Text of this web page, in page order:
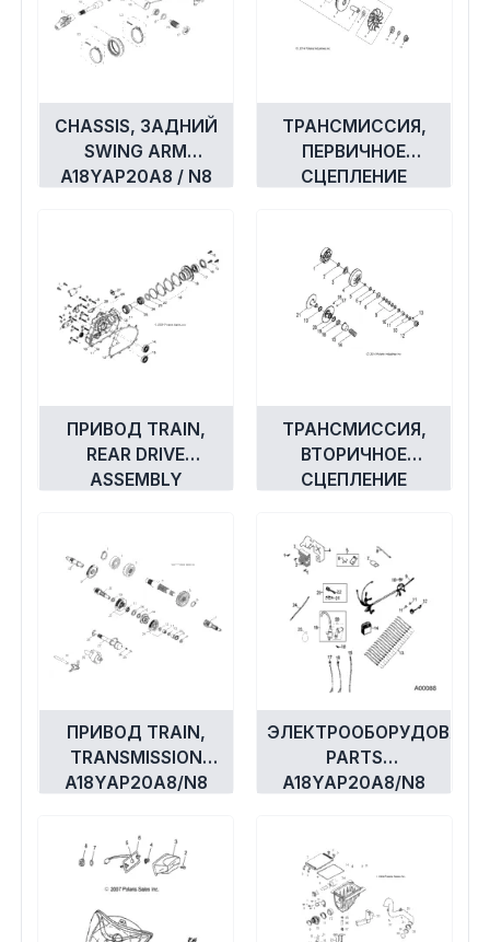
CHASSIS, ЗАДНИЙ
SWING ARM
A18YAP20A8 / N8
ТРАНСМИССИЯ,
ПЕРВИЧНОЕ
СЦЕПЛЕНИЕ
ПРИВОД TRAIN,
REAR DRIVE
ASSEMBLY
ТРАНСМИССИЯ,
ВТОРИЧНОЕ
СЦЕПЛЕНИЕ
ПРИВОД TRAIN,
TRANSMISSION
A18YAP20A8/N8
PARTS
A18YAP20A8/N8